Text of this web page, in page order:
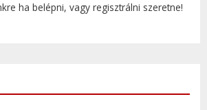
ha belépni, vagy regisztrálni szeretne!